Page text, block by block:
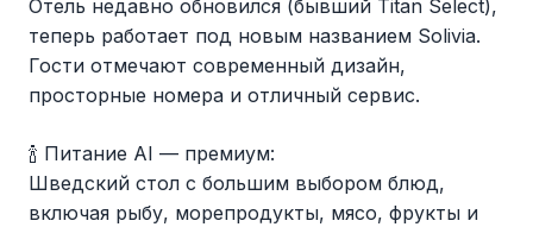
Отель недавно обновился (бывший Titan Select),
теперь работает под новым названием Solivia.
Гости отмечают современный дизайн,
просторные номера и отличный сервис.
🍾 Питание AI — премиум:
Шведский стол с большим выбором блюд,
включая рыбу, морепродукты, мясо, фрукты и